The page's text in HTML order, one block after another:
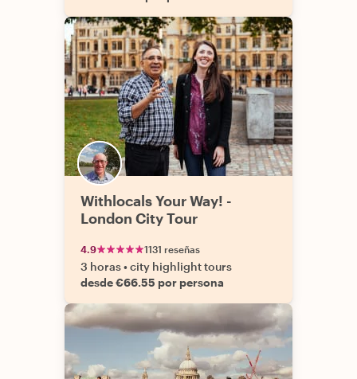
Withlocals Your Way! -
London City Tour
4.9 1131 reseñas
3 horas•city highlight tours
desde €66.55 por persona